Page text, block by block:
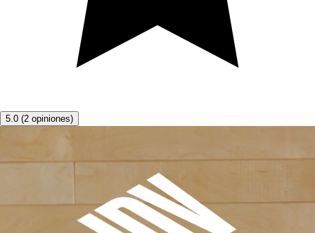
5.0 (2 opiniones)